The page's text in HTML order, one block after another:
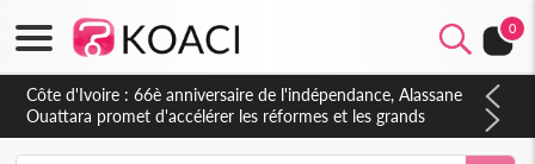
0
Côte d'Ivoire : 66è anniversaire de l'indépendance, Alassane
Ouattara promet d'accélérer les réformes et les grands
investissements pour une nation plus forte et plus prospère